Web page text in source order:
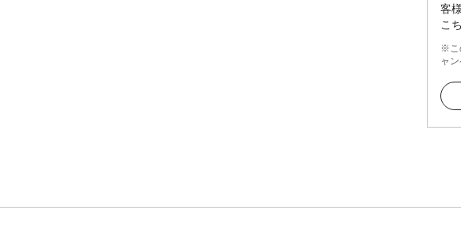
客
こ
※こ
ャ